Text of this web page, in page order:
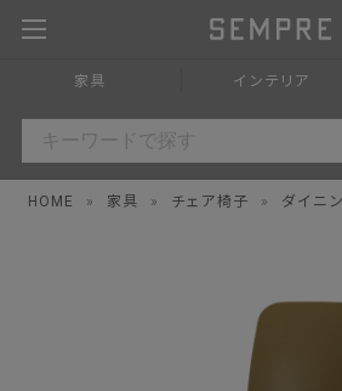
家具 インテリア
HOME » 家具 » チェア椅子 » ダイニ